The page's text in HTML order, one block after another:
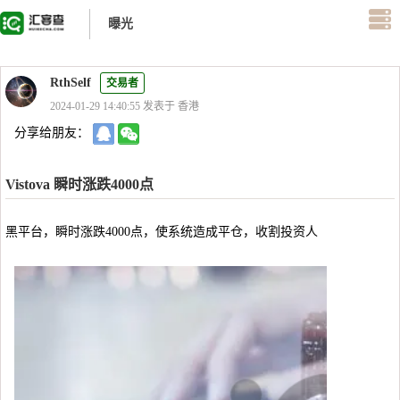
曝光
RthSelf
交易者
2024-01-29 14:40:55 发表于 香港
分享给朋友：
Vistova 瞬时涨跌4000点
黑平台，瞬时涨跌4000点，使系统造成平仓，收割投资人